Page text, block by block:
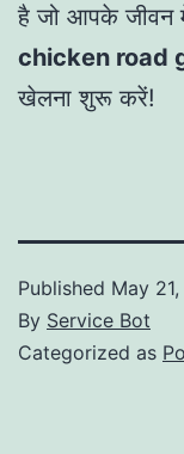
है जो आपके जीवन
chicken road
खेलना शुरू करें!
Published May
By Service Bot
Categorized as